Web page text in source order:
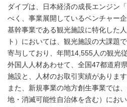
ダイブは、日本経済の成長エンジン
べく、事業展開しているベンチャー企
基幹事業である観光施設に特化した
ト）においては、観光施設の大課題
寄与しており、年間14,555人の観光
外国人人材あわせて、全国47都道府
施設と、人材のお取引実績があります
また、新規事業の地方創生事業では
地・消滅可能性自治体を含む）にお